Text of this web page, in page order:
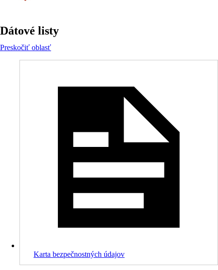
Dátové listy
Preskočiť oblasť
Karta bezpečnostných údajov